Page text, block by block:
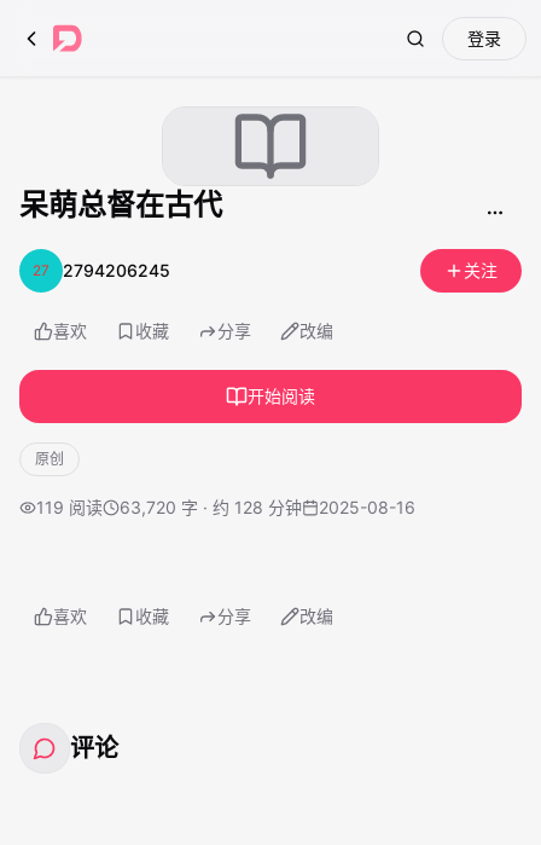
Search登录
呆萌总督在古代
2794206245 关注
喜欢 收藏 分享 改编
开始阅读
原创
119 阅读 63,720 字 · 约 128 分钟 2025-08-16
喜欢 收藏 分享 改编
评论